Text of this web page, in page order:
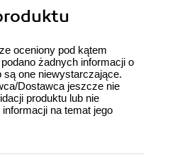
oceniony pod kątem
podano żadnych informacji o
są one niewystarczające.
Dostawca jeszcze nie
produktu lub nie
informacji na temat jego